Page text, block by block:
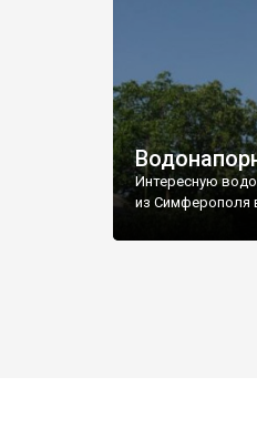
Интересную
из Симферополя